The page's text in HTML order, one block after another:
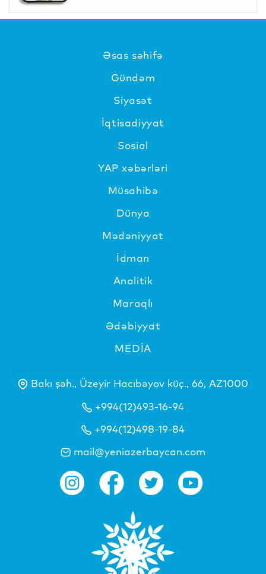
Əsas səhifə
Gündəm
Siyasət
İqtisadiyyat
Sosial
YAP xəbərləri
Müsahibə
Dünya
Mədəniyyat
İdman
Analitik
Maraqlı
Ədəbiyyat
MEDİA
Bakı şəh., Üzeyir Hacıbəyov küç., 66, AZ1000
+994(12)493-16-94
+994(12)498-19-84
mail@yeniazerbaycan.com